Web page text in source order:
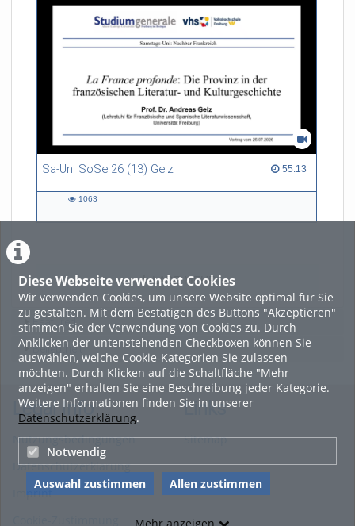
Diese Webseite verwendet Cookies
Wir verwenden Cookies, um unsere Website optimal für Sie
zu gestalten. Mit dem Bestätigen des Buttons "Akzeptieren"
stimmen Sie der Verwendung von Cookies zu. Durch
Anklicken der untenstehenden Checkboxen können Sie
auswählen, welche Cookie-Kategorien Sie zulassen
möchten. Durch Klicken auf die Schaltfläche "Mehr
anzeigen" erhalten Sie eine Beschreibung jeder Kategorie.
Weitere Informationen finden Sie in unserer
Datenschutzerklärung.
Notwendig
Auswahl zustimmen Allen zustimmen
Sa-Uni SoSe 26 (13) Gelz 55:13
55:13 duration
1063
LADE MEHR
Featured
Beliebtheit
Legal Info
Nutzungsbedingungen
Datenschutzerklärung
Imprint
Links
Sitemap